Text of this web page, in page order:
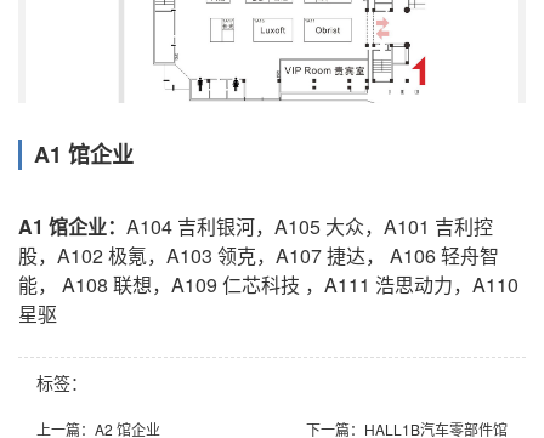
A1 馆企业
A1 馆企业： A104 吉利银河，A105 大众，A101 吉利控
股，A102 极氪，A103 领克，A107 捷达， A106 轻舟智
能， A108 联想，A109 仁芯科技 ，A111 浩思动力，A110
星驱
标签：
上一篇： A2 馆企业 下一篇： HALL1B汽车零部件馆